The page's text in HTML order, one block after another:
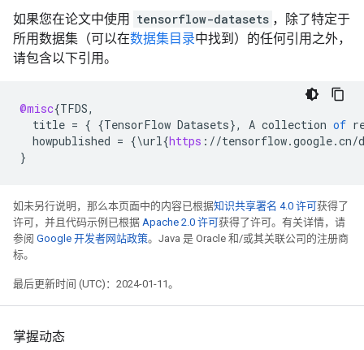
如果您在论文中使用 tensorflow-datasets ，除了特定于
所用数据集（可以在数据集目录中找到）的任何引用之外，
请包含以下引用。
@misc{TFDS,
title = { {TensorFlow Datasets}, A collection of
howpublished = {\url{https : //tensorflow.google.cn/
}
如未另行说明，那么本页面中的内容已根据知识共享署名 4.0 许可获得了
许可，并且代码示例已根据 Apache 2.0 许可获得了许可。有关详情，请
参阅 Google 开发者网站政策。Java 是 Oracle 和/或其关联公司的注册商
标。
最后更新时间 (UTC)：2024-01-11。
掌握动态